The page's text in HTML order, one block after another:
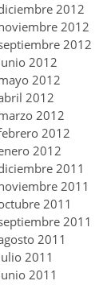
2012
2012
2012
2012
2012
2012
2012
2012
2012
2011
2011
2011
2011
2011
2011
2011